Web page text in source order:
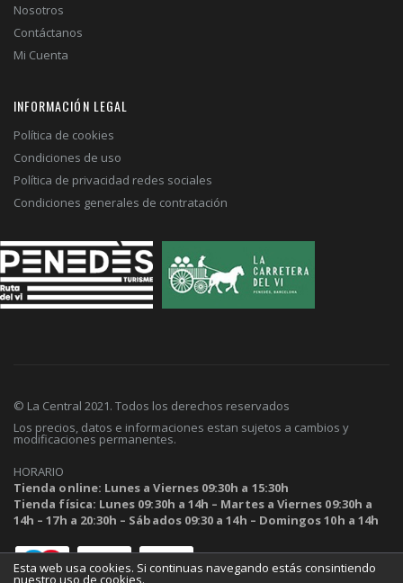
Nosotros
Contáctanos
Mi Cuenta
INFORMACIÓN LEGAL
Política de cookies
Condiciones de uso
Política de privacidad redes sociales
Condiciones generales de contratación
© La Central 2021. Todos los derechos reservados
Los precios, datos e informaciones estan sujetos a cambios y
modificaciones permanentes.
HORARIO
Tienda online: Lunes a Viernes 09:30h a 15:30h
Tienda física: Lunes 09:30h a 14h – Martes a Viernes 09:30h a
14h – 17h a 20:30h – Sábados 09:30 a 14h – Domingos 10h a 14h
Esta web usa cookies. Si continuas navegando estás consintiendo
nuestro uso de cookies.